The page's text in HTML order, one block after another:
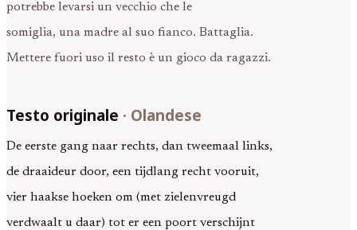
potrebbe levarsi un vecchio che le
somiglia, una madre al suo fianco. Battaglia.
Mettere fuori uso il resto è un gioco da ragazzi.
Testo originale · Olandese
De eerste gang naar rechts, dan tweemaal links,
de draaideur door, een tijdlang recht vooruit,
vier haakse hoeken om (met zielenvreugd
verdwaalt u daar) tot er een poort verschijnt